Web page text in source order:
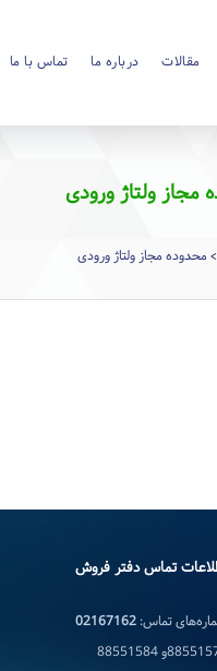
مقالات درباره ما تماس با ما
ولتاژ ورودی
> محدوده مجاز ولتاژ ورودی
تماس دفتر فروش
تماس: 02167162
88551584